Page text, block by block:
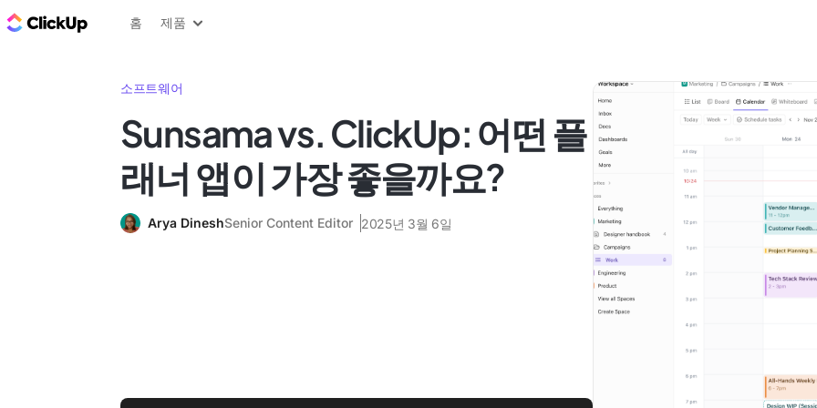
ClickUp 블로그
홈 제품
소프트웨어
Sunsama vs. ClickUp: 어떤 플
래너 앱이 가장 좋을까요?
Arya DineshSenior Content Editor 2025년 3월 6일